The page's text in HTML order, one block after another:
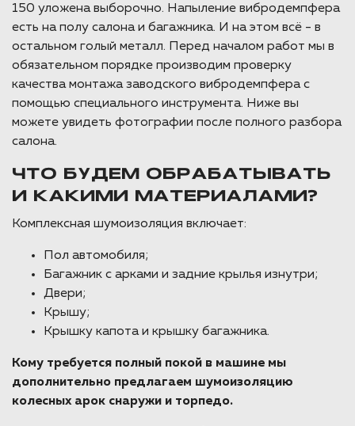
150 уложена выборочно. Напыление вибродемпфера
есть на полу салона и багажника. И на этом всё - в
остальном голый металл. Перед началом работ мы в
обязательном порядке производим проверку
качества монтажа заводского вибродемпфера с
помощью специального инструмента. Ниже вы
можете увидеть фотографии после полного разбора
салона.
ЧТО БУДЕМ ОБРАБАТЫВАТЬ
И КАКИМИ МАТЕРИАЛАМИ?
Комплексная шумоизоляция включает:
Пол автомобиля;
Багажник с арками и задние крылья изнутри;
Двери;
Крышу;
Крышку капота и крышку багажника.
Кому требуется полный покой в машине мы
дополнительно предлагаем шумоизоляцию
колесных арок снаружи и торпедо.